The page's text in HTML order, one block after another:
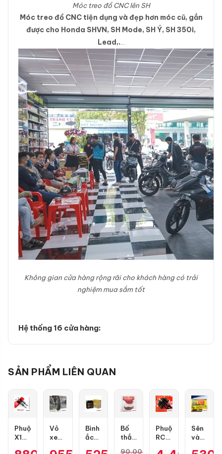
Móc treo đồ CNC lên SH
Móc treo đồ CNC tiện dụng và đẹp hơn móc cũ, gắn
được cho Honda SHVN, SH Mode, SH Ý, SH 350i,
Lead,.…
Không gian cửa hàng rộng rãi cho khách hàng có trải
nghiệm mua sắm tốt
Hệ thống 16 cửa hàng:
SẢN PHẨM LIÊN QUAN
Phuộc
X1R
Vỏ
xe
Bình
ắc
Bố
thắng
90.000
Phuộc
RCB
Sên
vàng